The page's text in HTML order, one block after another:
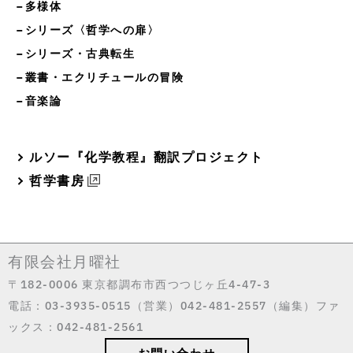
−多様体
−シリーズ〈哲学への扉〉
−シリーズ・古典転生
−叢書・エクリチュールの冒険
−音楽論
ルソー『化学教程』翻訳プロジェクト
哲学書房
有限会社月曜社
〒182-0006 東京都調布市西つつじヶ丘4-47-3
電話：03-3935-0515（営業）042-481-2557（編集）ファ
ックス：042-481-2561